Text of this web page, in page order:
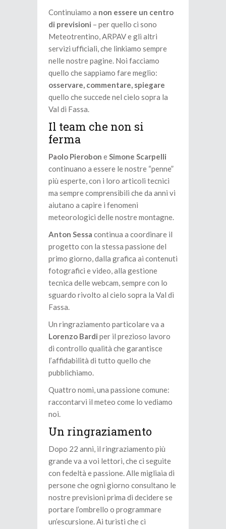
Continuiamo a non essere un centro
di previsioni – per quello ci sono
Meteotrentino, ARPAV e gli altri
servizi ufficiali, che linkiamo sempre
nelle nostre pagine. Noi facciamo
quello che sappiamo fare meglio:
osservare, commentare, spiegare
quello che succede nel cielo sopra la
Val di Fassa.
Il team che non si
ferma
Paolo Pierobon eSimone Scarpelli
continuano a essere le nostre “penne”
più esperte, con i loro articoli tecnici
ma sempre comprensibili che da anni vi
aiutano a capire i fenomeni
meteorologici delle nostre montagne.
Anton Sessa continua a coordinare il
progetto con la stessa passione del
primo giorno, dalla grafica ai contenuti
fotografici e video, alla gestione
tecnica delle webcam, sempre con lo
sguardo rivolto al cielo sopra la Val di
Fassa.
Un ringraziamento particolare va a
Lorenzo Bardi per il prezioso lavoro
di controllo qualità che garantisce
l’affidabilità di tutto quello che
pubblichiamo.
Quattro nomi, una passione comune:
raccontarvi il meteo come lo vediamo
noi.
Un ringraziamento
Dopo 22 anni, il ringraziamento più
grande va a voi lettori, che ci seguite
con fedeltà e passione. Alle migliaia di
persone che ogni giorno consultano le
nostre previsioni prima di decidere se
portare l’ombrello o programmare
un’escursione. Ai turisti che ci